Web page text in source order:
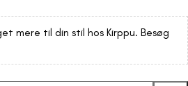
mere til din stil hos Kirppu. Besøg